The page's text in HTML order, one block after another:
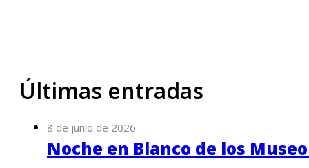
Últimas entradas
8 de junio de 2026
Noche en Blanco de los